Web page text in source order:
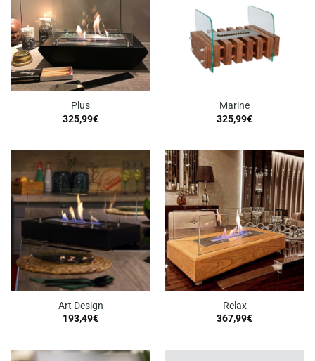
Plus
325,99€
Marine
325,99€
Art Design
193,49€
Relax
367,99€